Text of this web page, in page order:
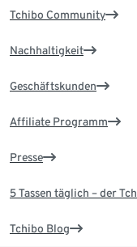
Tchibo Community
Nachhaltigkeit
Geschäftskunden
Affiliate Programm
Presse
5 Tassen täglich – der
Tchibo Blog